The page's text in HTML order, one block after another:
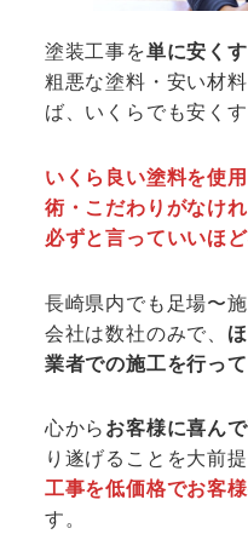
塗装工事を単に安く
粗悪な塗料・安い材
ば、いくらでも安く
いくら良い塗料を使
術・こだわりがなけ
必ずと言っていいほ
長崎県内でも足場〜
会社は数社のみで、
業者での施工を行っ
心からお客様に喜ん
り遂げることを大前提
工事を低価格でお客
す。